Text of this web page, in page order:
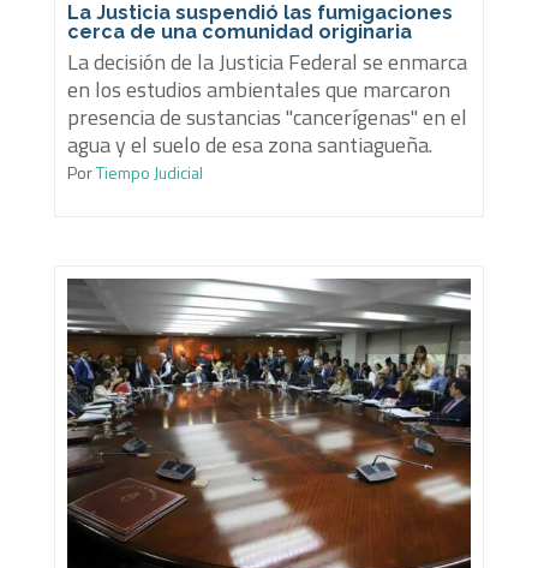
La Justicia suspendió las fumigaciones
cerca de una comunidad originaria
La decisión de la Justicia Federal se enmarca
en los estudios ambientales que marcaron
presencia de sustancias "cancerígenas" en el
agua y el suelo de esa zona santiagueña.
PorTiempo Judicial